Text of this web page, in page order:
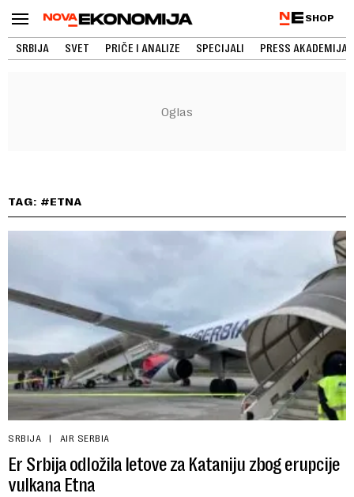
SHOP
SRBIJA SVET PRIČE I ANALIZE SPECIJALI PRESS AKADEMIJA
TAG: #ETNA
SRBIJA AIR SERBIA
Er Srbija odložila letove za Kataniju zbog erupcije
vulkana Etna